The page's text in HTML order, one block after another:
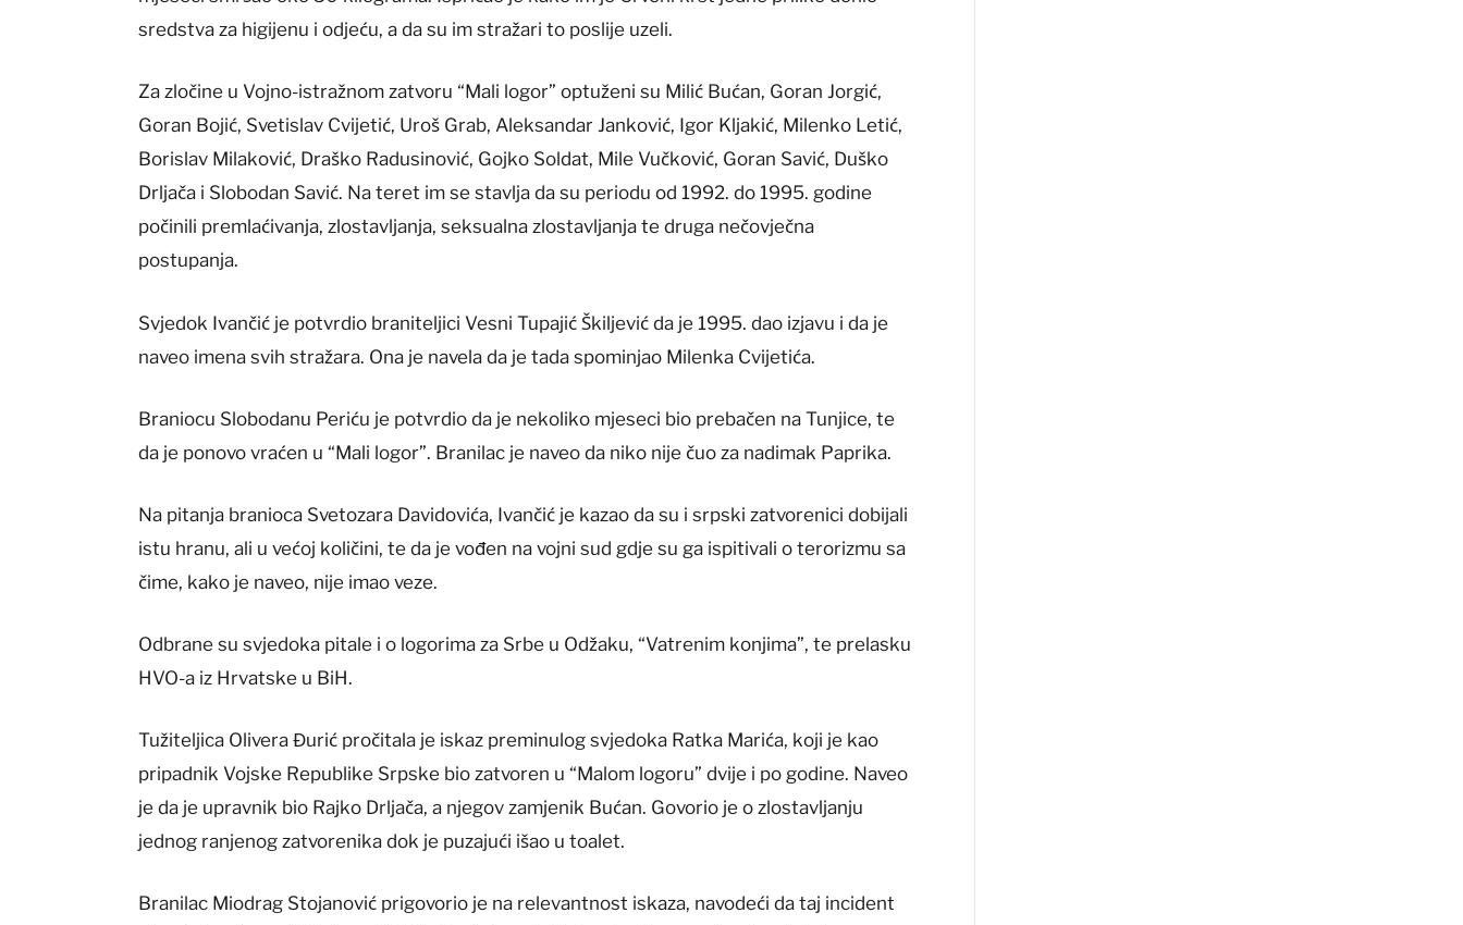
sredstva za higijenu i odjeću, a da su im stražari to poslije uzeli.
Za zločine u Vojno-istražnom zatvoru “Mali logor” optuženi su Milić Bućan, Goran Jorgić,
Goran Bojić, Svetislav Cvijetić, Uroš Grab, Aleksandar Janković, Igor Kljakić, Milenko Letić,
Borislav Milaković, Draško Radusinović, Gojko Soldat, Mile Vučković, Goran Savić, Duško
Drljača i Slobodan Savić. Na teret im se stavlja da su periodu od 1992. do 1995. godine
počinili premlaćivanja, zlostavljanja, seksualna zlostavljanja te druga nečovječna
postupanja.
Svjedok Ivančić je potvrdio braniteljici Vesni Tupajić Škiljević da je 1995. dao izjavu i da je
naveo imena svih stražara. Ona je navela da je tada spominjao Milenka Cvijetića.
Braniocu Slobodanu Periću je potvrdio da je nekoliko mjeseci bio prebačen na Tunjice, te
da je ponovo vraćen u “Mali logor”. Branilac je naveo da niko nije čuo za nadimak Paprika.
Na pitanja branioca Svetozara Davidovića, Ivančić je kazao da su i srpski zatvorenici dobijali
istu hranu, ali u većoj količini, te da je vođen na vojni sud gdje su ga ispitivali o terorizmu sa
čime, kako je naveo, nije imao veze.
Odbrane su svjedoka pitale i o logorima za Srbe u Odžaku, “Vatrenim konjima”, te prelasku
HVO-a iz Hrvatske u BiH.
Tužiteljica Olivera Đurić pročitala je iskaz preminulog svjedoka Ratka Marića, koji je kao
pripadnik Vojske Republike Srpske bio zatvoren u “Malom logoru” dvije i po godine. Naveo
je da je upravnik bio Rajko Drljača, a njegov zamjenik Bućan. Govorio je o zlostavljanju
jednog ranjenog zatvorenika dok je puzajući išao u toalet.
Branilac Miodrag Stojanović prigovorio je na relevantnost iskaza, navodeći da taj incident